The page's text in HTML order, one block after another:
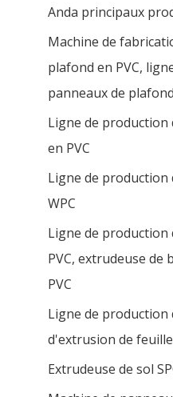
Anda principaux
Machine de
plafond en PVC,
panneaux de
Ligne de
en PVC
Ligne de
WPC
Ligne de production
PVC, extrudeuse de
PVC
Ligne de production
d'extrusion de
Extrudeuse de sol